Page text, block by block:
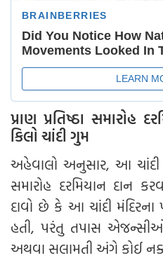
પ્રાણ પ્રતિષ્ઠા સમારોહ
કિલો ચાંદી ગુમ
અહેવાલો અનુસાર, આ ચાંદી
સમારોહ દરમિયાન દાન
દાવો છે કે આ ચાંદી મંદિરના
હતી, પરંતુ તપાસ
અથવા સલામતી અંગે કોઈ